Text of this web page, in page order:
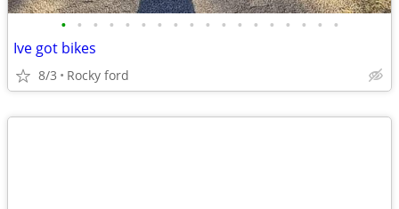
• • • • • • • • • • • • • • • • • •
Ive got bikes
8/3 Rocky ford